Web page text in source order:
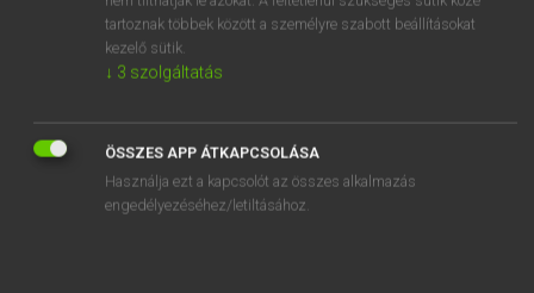
SZOTAR.NET APPLIKÁCIÓ
ONLINE NYELVVIZSGA
tartoznak többek között a személyre szabott beállításokat
kezelő sütik.
↓ 3 szolgáltatás
ÖSSZES APP ÁTKAPCSOLÁSA
Használja ezt a kapcsolót az összes alkalmazás
engedélyezéséhez/letiltásához.